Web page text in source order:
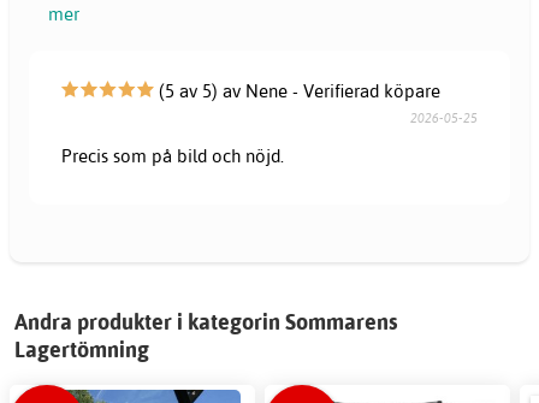
mer
(5 av 5) av Nene - Verifierad köpare
2026-05-25
Precis som på bild och nöjd.
Andra produkter i kategorin Sommarens
Lagertömning